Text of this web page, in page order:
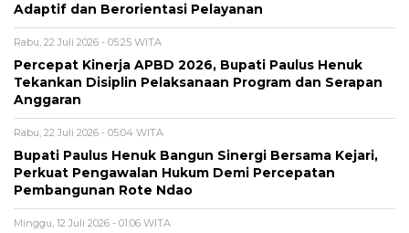
Adaptif dan Berorientasi Pelayanan
Rabu, 22 Juli 2026 - 05:25 WITA
Percepat Kinerja APBD 2026, Bupati Paulus Henuk
Tekankan Disiplin Pelaksanaan Program dan Serapan
Anggaran
Rabu, 22 Juli 2026 - 05:04 WITA
Bupati Paulus Henuk Bangun Sinergi Bersama Kejari,
Perkuat Pengawalan Hukum Demi Percepatan
Pembangunan Rote Ndao
Minggu, 12 Juli 2026 - 01:06 WITA